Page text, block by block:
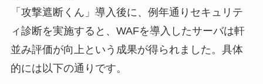
「攻撃遮断くん」導入後に、例年通りセキュリテ
ィ診断を実施すると、WAFを導入したサーバは軒
並み評価が向上という成果が得られました。具体
的には以下の通りです。